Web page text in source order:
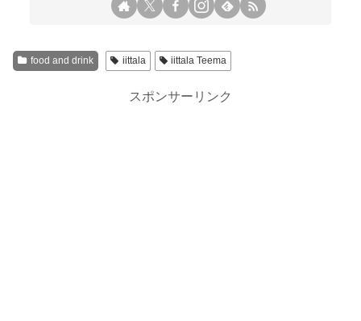
food and drink iittala iittala Teema
スポンサーリンク